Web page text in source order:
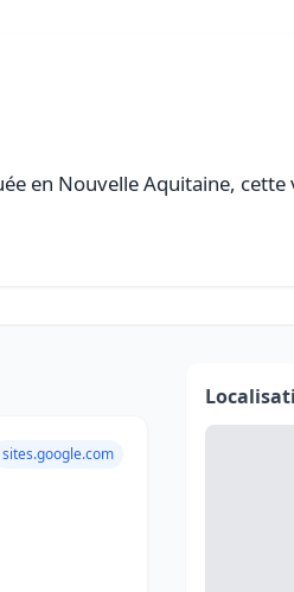
en Nouvelle Aquitaine,
sites.google.com